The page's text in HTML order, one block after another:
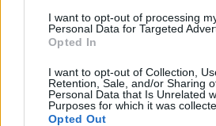
I want to opt-out of processing
Personal Data for Targeted
Opted In
I want to opt-out of Collection,
Retention, Sale, and/or Sharing
Personal Data that Is Unrelated
Purposes for which it was
Opted Out